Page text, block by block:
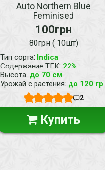
Auto Northern Blue
Feminised
100грн
80грн ( 10шт)
Тип сорта: Indica
Содержание ТГК: 22%
Высота: до 70 см
Урожай с растения: до 120 гр
2
Купить